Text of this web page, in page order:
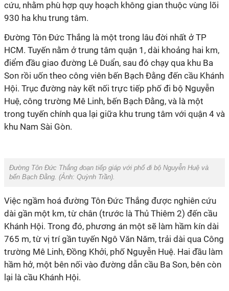
cứu, nhằm phù hợp quy hoạch không gian thuộc vùng lõi
930 ha khu trung tâm.
Đường Tôn Đức Thắng là một trong lâu đời nhất ở TP
HCM. Tuyến nằm ở trung tâm quận 1, dài khoảng hai km,
điểm đầu giao đường Lê Duẩn, sau đó chạy qua khu Ba
Son rồi uốn theo công viên bến Bạch Đằng đến cầu Khánh
Hội. Trục đường này kết nối trực tiếp phố đi bộ Nguyễn
Huệ, công trường Mê Linh, bến Bạch Đằng, và là một
trong tuyến chính qua lại giữa khu trung tâm với quận 4 và
khu Nam Sài Gòn.
Đường Tôn Đức Thắng đoạn tiếp giáp với phố đi bộ Nguyễn Huệ và
bến Bạch Đằng. (Ảnh: Quỳnh Trần).
Việc ngầm hoá đường Tôn Đức Thắng được nghiên cứu
dài gần một km, từ chân (trước là Thủ Thiêm 2) đến cầu
Khánh Hội. Trong đó, phương án một sẽ làm hầm kín dài
765 m, từ vị trí gần tuyến Ngô Văn Năm, trải dài qua Công
trường Mê Linh, Đồng Khởi, phố Nguyễn Huệ. Hai đầu làm
hầm hở, một bên nối vào đường dẫn cầu Ba Son, bên còn
lại là cầu Khánh Hội.